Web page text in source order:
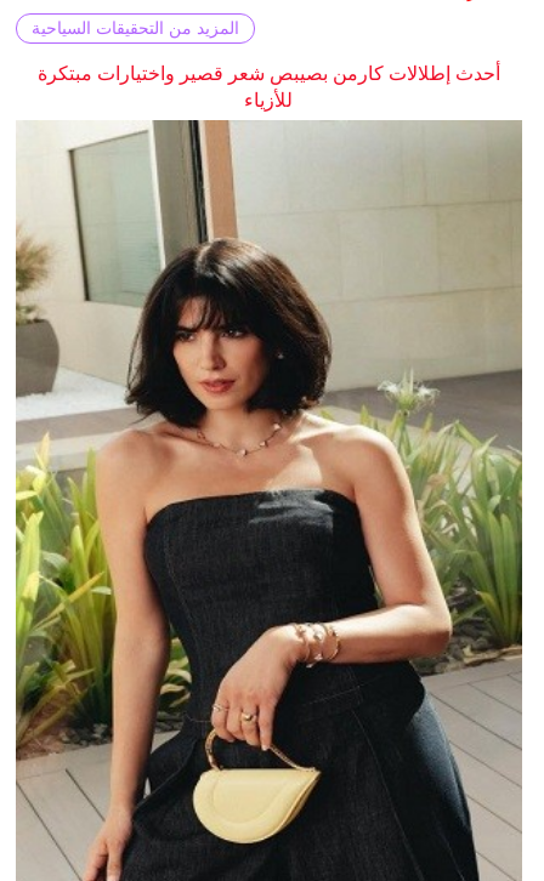
المزيد من التحقيقات السياحية
أحدث إطلالات كارمن بصيبص شعر قصير واختيارات مبتكرة
للأزياء